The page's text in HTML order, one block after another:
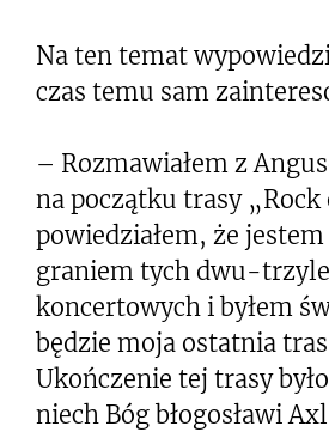
Na ten temat
czas temu sam
– Rozmawiałem z
na początku trasy
powiedziałem, że
graniem tych dwu-
koncertowych i byłem
będzie moja ostatnia
Ukończenie tej trasy
niech Bóg błogosławi